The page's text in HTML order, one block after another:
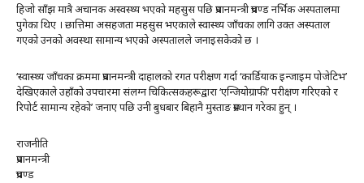
हिजो साँझ मात्रै अचानक अस्वस्थ्य भएको महसुस पछि प्रधानमन्त्री प्रचण्ड नर्भिक अस्पतालमा
पुगेका थिए । छात्तिमा असहजता महसुस भएकाले स्वास्थ्य जाँचका लागि उक्त अस्पताल
गएको उनको अवस्था सामान्य भएको अस्पतालले जनाइसकेको छ ।
‘स्वास्थ्य जाँचका क्रममा प्रधानमन्त्री दाहालको रगत परीक्षण गर्दा ‘कार्डियाक इन्जाइम पोजेटिभ’
देखिएकाले उहाँको उपचारमा संलग्न चिकित्सकहरूद्वारा ‘एन्जियोग्राफी’ परीक्षण गरिएको र
रिपोर्ट सामान्य रहेको’ जनाए पछि उनी बुधबार बिहानै मुस्ताङ प्रस्थान गरेका हुन् ।
राजनीति
प्रधानमन्त्री
प्रचण्ड